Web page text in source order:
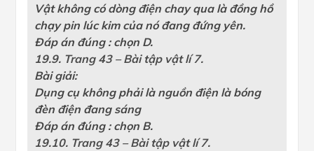
Vật không có dòng điện chay qua là đồng hồ
chạy pin lúc kim của nó đang đứng yên.
Đáp án đúng : chọn D.
19.9. Trang 43 – Bài tập vật lí 7.
Bài giải:
Dụng cụ không phải là nguồn điện là bóng
đèn điện đang sáng
Đáp án đúng : chọn B.
19.10. Trang 43 – Bài tập vật lí 7.